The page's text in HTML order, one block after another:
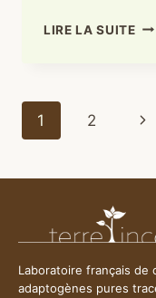
LIRE LA SUITE
QUE
Navigation
1 2
Laboratoire français de
adaptogènes pures